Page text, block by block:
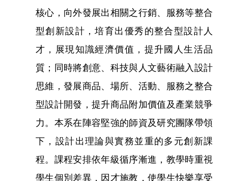
核心，向外發展出相關之行銷、服務等整合
型創新設計，培育出優秀的整合型設計人
才，展現知識經濟價值，提升國人生活品
質；同時將創意、科技與人文藝術融入設計
思維，發展商品、場所、活動、服務之整合
型設計開發，提升商品附加價值及產業競爭
力。本系在陣容堅強的師資及研究團隊帶領
下，設計出理論與實務並重的多元創新課
程。課程安排依年級循序漸進，教學時重視
學生個別差異，因才施教，使學生快樂享受